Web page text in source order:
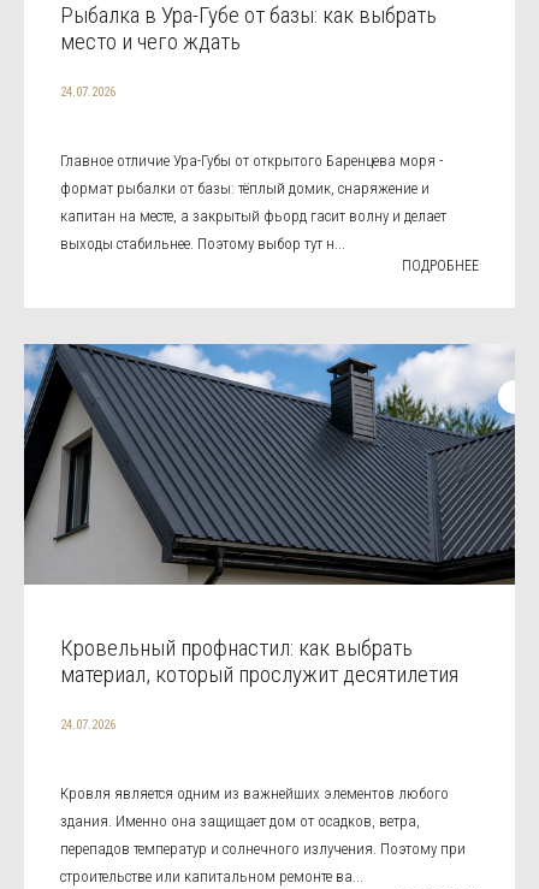
Рыбалка в Ура-Губе от базы: как выбрать
место и чего ждать
24.07.2026
Главное отличие Ура-Губы от открытого Баренцева моря -
формат рыбалки от базы: тёплый домик, снаряжение и
капитан на месте, а закрытый фьорд гасит волну и делает
выходы стабильнее. Поэтому выбор тут н...
ПОДРОБНЕЕ
Кровельный профнастил: как выбрать
материал, который прослужит десятилетия
24.07.2026
Кровля является одним из важнейших элементов любого
здания. Именно она защищает дом от осадков, ветра,
перепадов температур и солнечного излучения. Поэтому при
строительстве или капитальном ремонте ва...